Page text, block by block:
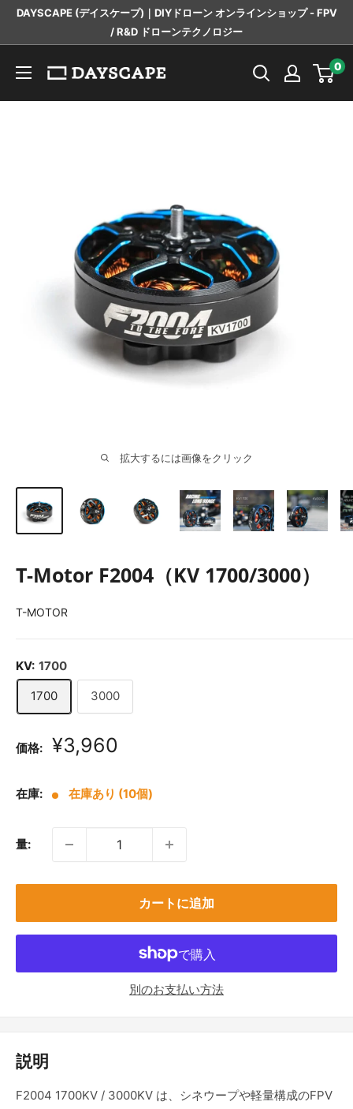
ツ
DAYSCAPE (デイスケープ)｜DIYドローン オンラインショップ - FPV
/ R&D ドローンテクノロジー
DAYSCAPE 0
拡大するには画像をクリック
T-Motor F2004（KV 1700/3000）
T-MOTOR
KV: 1700
1700
3000
価格:
販
価
格
¥3,960
在庫: 在庫あり (10個)
量:
カートに追加
別のお支払い方法
説明
F2004 1700KV / 3000KV は、シネウープや軽量構成のFPV